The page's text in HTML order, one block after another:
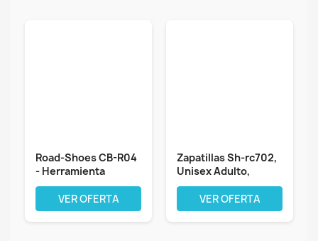
Road-Shoes CB-R04
- Herramienta
Manual para...
VER OFERTA
Zapatillas Sh-rc702,
Unisex Adulto,
Multicolor,...
VER OFERTA